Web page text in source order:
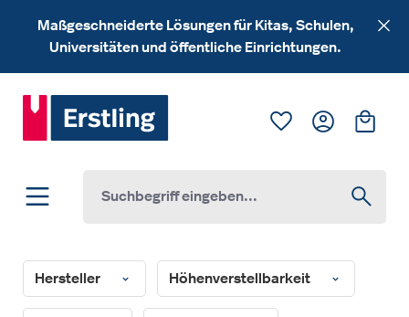
Zum Hauptinhalt springen
Maßgeschneiderte Lösungen für Kitas, Schulen,
Universitäten und öffentliche Einrichtungen.
Du hast 0
Hersteller Höhenverstellbarkeit